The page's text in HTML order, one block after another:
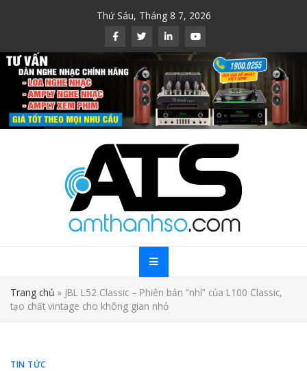
Thứ Sáu, Tháng 8 7, 2026
Trang chủ » JBL L52 Classic – Phiên bản “nhí” của L100 Classic,
tạo chất vintage cho không gian nhỏ
TIN TỨC